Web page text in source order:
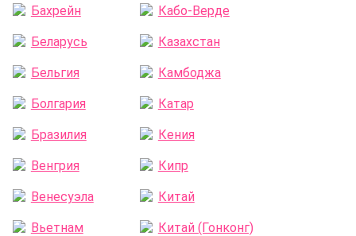
Бахрейн
Беларусь
Бельгия
Болгария
Бразилия
Венгрия
Венесуэла
Вьетнам
Кабо-Верде
Казахстан
Камбоджа
Катар
Кения
Кипр
Китай
Китай (Гонконг)